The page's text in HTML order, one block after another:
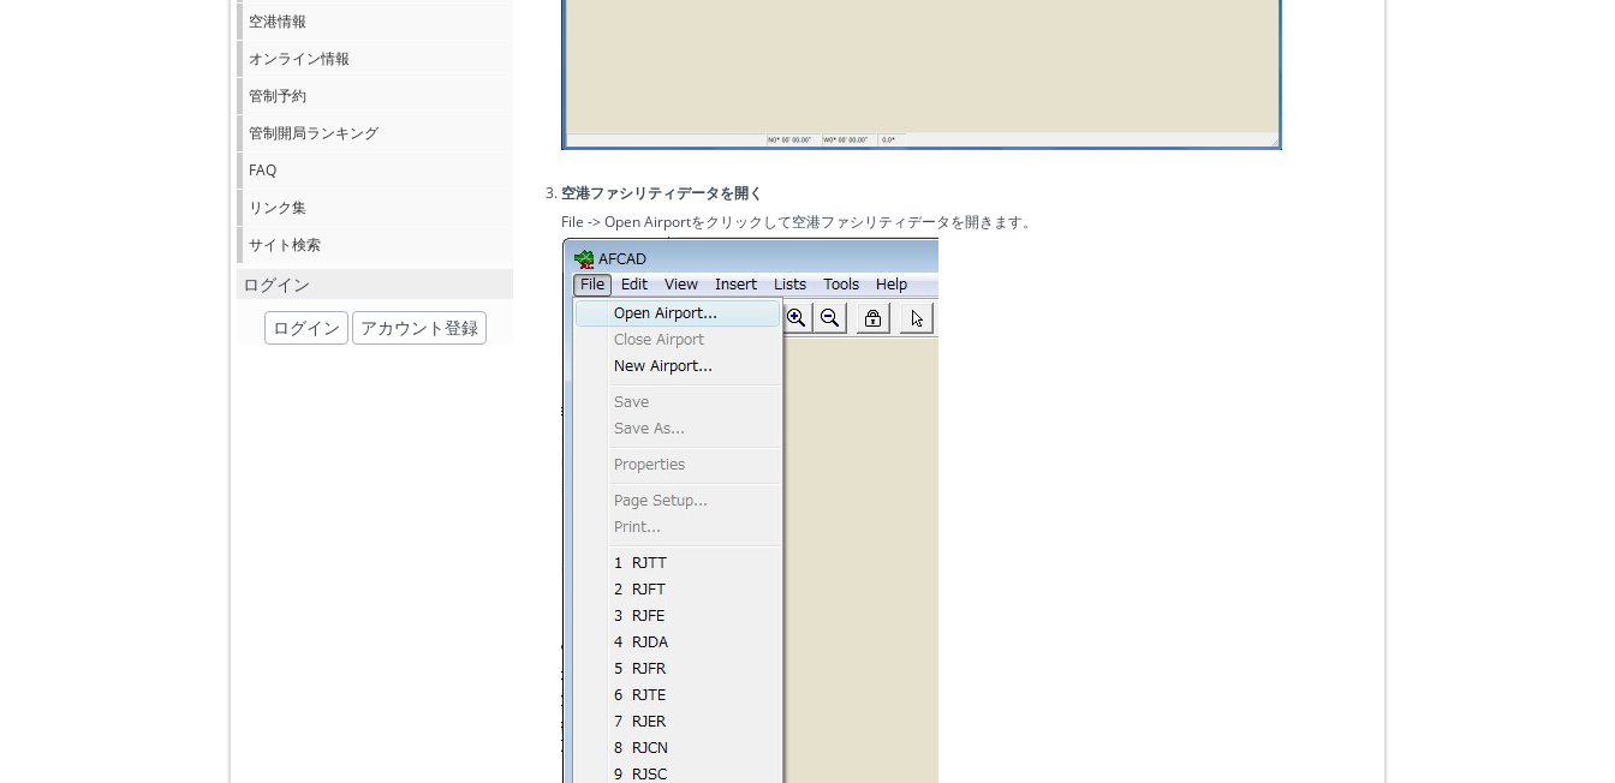
空港情報
オンライン情報
管制予約
管制開局ランキング
FAQ
リンク集
サイト検索
ログイン
ログイン
アカウント登録
空港ファシリティデータを開く
File -> Open Airportをクリックして空港ファシリティデータを開きます。